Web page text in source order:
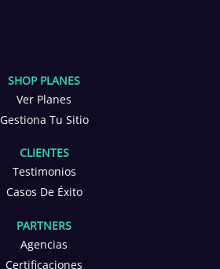
SHOP PLANES
Ver Planes
Gestiona Tu Sitio
CLIENTES
Testimonios
Casos De Éxito
PARTNERS
Agencias
Certificaciones